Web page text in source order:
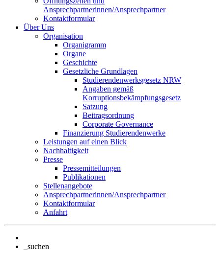
Ansprechpartnerinnen/Ansprechpartner
Kontaktformular
Über Uns
Organisation
Organigramm
Organe
Geschichte
Gesetzliche Grundlagen
Studierendenwerksgesetz NRW
Angaben gemäß
Korruptionsbekämpfungsgesetz
Satzung
Beitragsordnung
Corporate Governance
Finanzierung Studierendenwerke
Leistungen auf einen Blick
Nachhaltigkeit
Presse
Pressemitteilungen
Publikationen
Stellenangebote
Ansprechpartnerinnen/Ansprechpartner
Kontaktformular
Anfahrt
_suchen